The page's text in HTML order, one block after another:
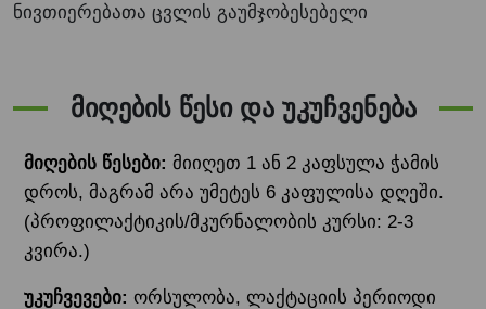
ნივთიერებათა ცვლის გაუმჯობესებელი
მიღების წესი და უკუჩვენება
მიღების წესები: მიიღეთ 1 ან 2 კაფსულა ჭამის
დროს, მაგრამ არა უმეტეს 6 კაფულისა დღეში.
(პროფილაქტიკის/მკურნალობის კურსი: 2-3
კვირა.)
უკუჩვევები: ორსულობა, ლაქტაციის პერიოდი